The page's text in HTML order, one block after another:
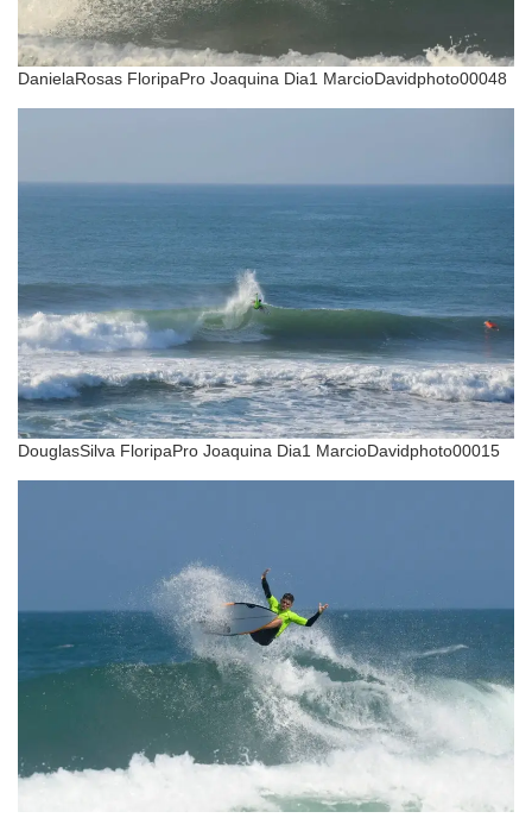
DanielaRosas FloripaPro Joaquina Dia1 MarcioDavidphoto00048
DouglasSilva FloripaPro Joaquina Dia1 MarcioDavidphoto00015